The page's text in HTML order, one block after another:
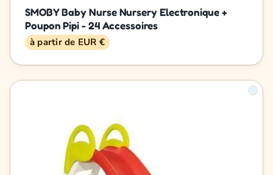
SMOBY Baby Nurse Nursery Electronique +
Poupon Pipi - 24 Accessoires
à partir de EUR €